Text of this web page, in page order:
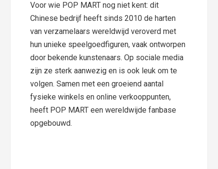
Voor wie POP MART nog niet kent: dit
Chinese bedrijf heeft sinds 2010 de harten
van verzamelaars wereldwijd veroverd met
hun unieke speelgoedfiguren, vaak ontworpen
door bekende kunstenaars. Op sociale media
zijn ze sterk aanwezig en is ook leuk om te
volgen. Samen met een groeiend aantal
fysieke winkels en online verkooppunten,
heeft POP MART een wereldwijde fanbase
opgebouwd.